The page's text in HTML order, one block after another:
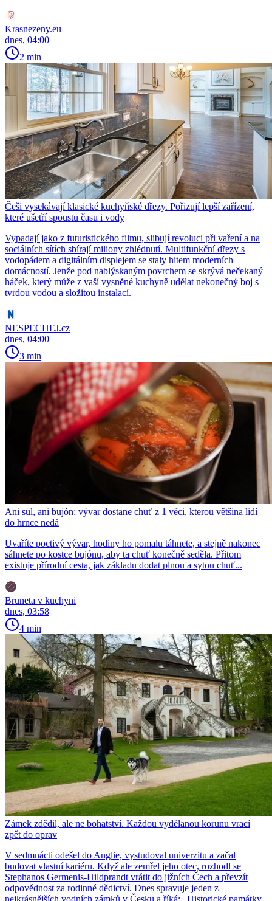
Krasnezeny.eu
dnes, 04:00
2 min
Češi vysekávají klasické kuchyňské dřezy. Pořizují lepší zařízení,
které ušetří spoustu času i vody
Vypadají jako z futuristického filmu, slibují revoluci při vaření a na
sociálních sítích sbírají miliony zhlédnutí. Multifunkční dřezy s
vodopádem a digitálním displejem se staly hitem moderních
domácností. Jenže pod nablýskaným povrchem se skrývá nečekaný
háček, který může z vaší vysněné kuchyně udělat nekonečný boj s
tvrdou vodou a složitou instalací.
NESPECHEJ.cz
dnes, 04:00
3 min
Ani sůl, ani bujón: vývar dostane chuť z 1 věci, kterou většina lidí
do hrnce nedá
Uvaříte poctivý vývar, hodiny ho pomalu táhnete, a stejně nakonec
sáhnete po kostce bujónu, aby ta chuť konečně seděla. Přitom
existuje přírodní cesta, jak základu dodat plnou a sytou chuť...
Bruneta v kuchyni
dnes, 03:58
4 min
Zámek zdědil, ale ne bohatství. Každou vydělanou korunu vrací
zpět do oprav
V sedmnácti odešel do Anglie, vystudoval univerzitu a začal
budovat vlastní kariéru. Když ale zemřel jeho otec, rozhodl se
Stephanos Germenis-Hildprandt vrátit do jižních Čech a převzít
odpovědnost za rodinné dědictví. Dnes spravuje jeden z